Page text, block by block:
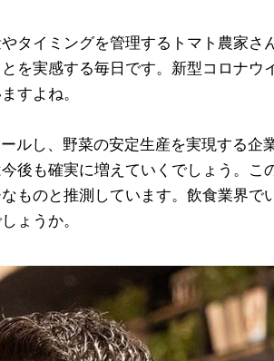
イミングを管理するトマト農家さ
を実感する毎日です。新型コロナウ
すよね。
し、野菜の安定生産を実現する企
後も確実に増えていくでしょう。こ
ものと推測しています。飲食業界で
ょうか。